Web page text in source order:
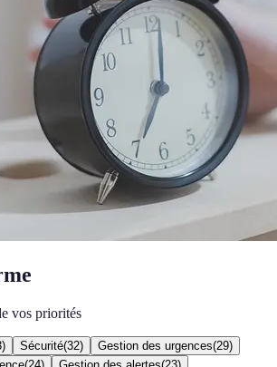
vos priorités
) Sécurité(32) Gestion des urgences(29)